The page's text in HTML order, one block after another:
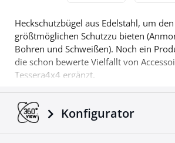
Heckschutzbügel aus Edelstahl, um den
größtmöglichen Schutzzu bieten
Bohren und Schweißen). Noch ein
die schon bewerte Vielfallt von
Tessera4x4 ergänzt.
Konfigurator